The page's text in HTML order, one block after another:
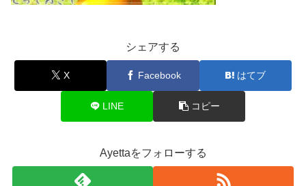
シェアする
X Facebook はてブ
LINE コピー
Ayettaをフォローする